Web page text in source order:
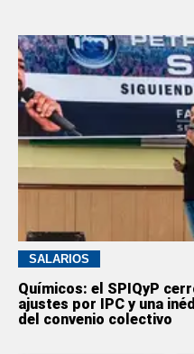
SALARIOS
Químicos: el SPIQyP
ajustes por IPC y una
del convenio colectivo